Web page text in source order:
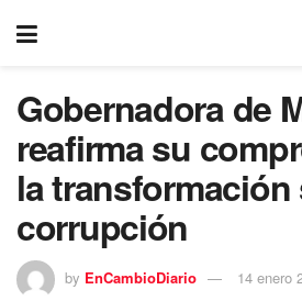
Gobernadora de
reafirma su
la transformación
corrupción
by EnCambioDiario 14 enero